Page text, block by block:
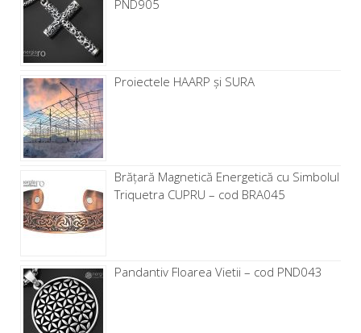
PND905
Proiectele HAARP și SURA
Brăţară Magnetică Energetică cu Simbolul
Triquetra CUPRU – cod BRA045
Pandantiv Floarea Vietii – cod PND043